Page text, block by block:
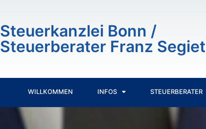
Steuerkanzlei Bonn /
Steuerberater Franz
WILLKOMMEN INFOS STEUERBERATER